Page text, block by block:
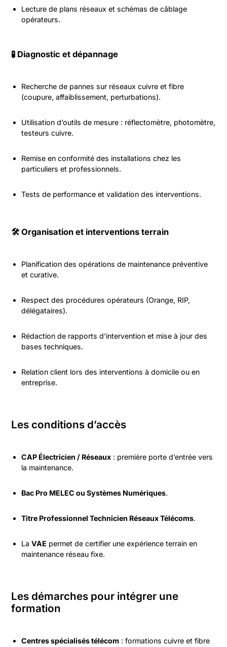
Lecture de plans réseaux et schémas de câblage
opérateurs.
🧪 Diagnostic et dépannage
Recherche de pannes sur réseaux cuivre et fibre
(coupure, affaiblissement, perturbations).
Utilisation d’outils de mesure : réflectomètre, photomètre,
testeurs cuivre.
Remise en conformité des installations chez les
particuliers et professionnels.
Tests de performance et validation des interventions.
🛠️ Organisation et interventions terrain
Planification des opérations de maintenance préventive
et curative.
Respect des procédures opérateurs (Orange, RIP,
délégataires).
Rédaction de rapports d’intervention et mise à jour des
bases techniques.
Relation client lors des interventions à domicile ou en
entreprise.
Les conditions d’accès
CAP Électricien / Réseaux : première porte d’entrée vers
la maintenance.
Bac Pro MELEC ou Systèmes Numériques.
Titre Professionnel Technicien Réseaux Télécoms.
LaVAE permet de certifier une expérience terrain en
maintenance réseau fixe.
Les démarches pour intégrer une
formation
Centres spécialisés télécom : formations cuivre et fibre